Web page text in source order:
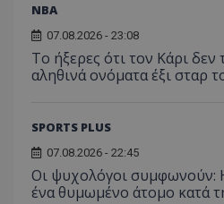
NBA
07.08.2026 - 23:08
Το ήξερες ότι τον Κάρι δεν
αληθινά ονόματα έξι σταρ
SPORTS PLUS
07.08.2026 - 22:45
Οι ψυχολόγοι συμφωνούν:
ένα θυμωμένο άτομο κατά